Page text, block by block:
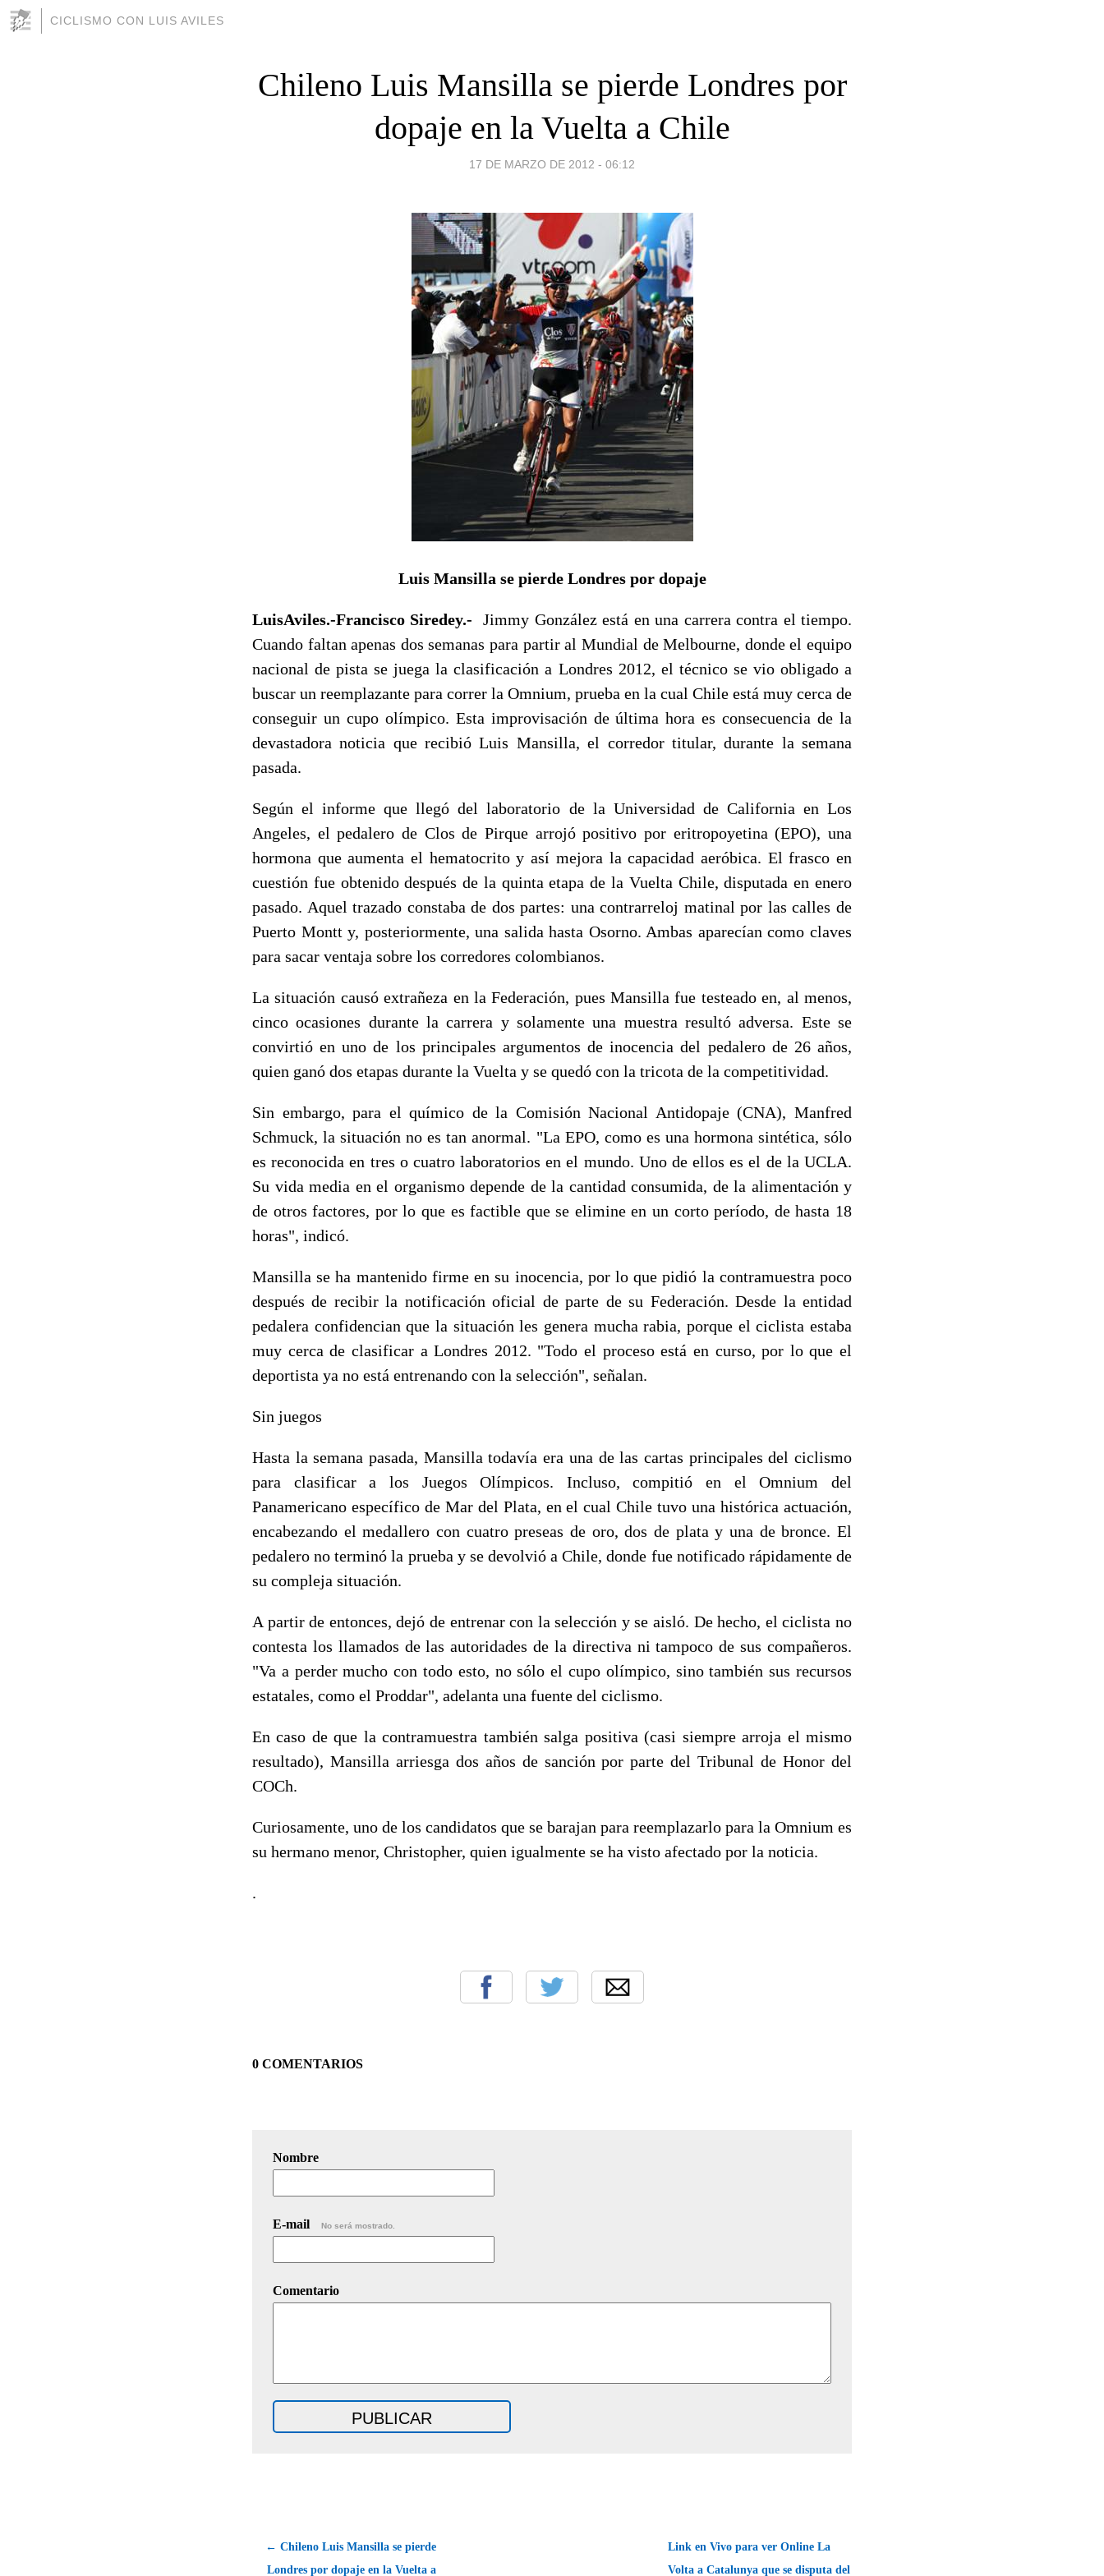
CICLISMO CON LUIS AVILES
Chileno Luis Mansilla se pierde Londres por
dopaje en la Vuelta a Chile
17 DE MARZO DE 2012 - 06:12
Luis Mansilla se pierde Londres por dopaje
LuisAviles.-Francisco Siredey.- Jimmy González está en una carrera contra el tiempo.
Cuando faltan apenas dos semanas para partir al Mundial de Melbourne, donde el equipo
nacional de pista se juega la clasificación a Londres 2012, el técnico se vio obligado a
buscar un reemplazante para correr la Omnium, prueba en la cual Chile está muy cerca de
conseguir un cupo olímpico. Esta improvisación de última hora es consecuencia de la
devastadora noticia que recibió Luis Mansilla, el corredor titular, durante la semana
pasada.
Según el informe que llegó del laboratorio de la Universidad de California en Los
Angeles, el pedalero de Clos de Pirque arrojó positivo por eritropoyetina (EPO), una
hormona que aumenta el hematocrito y así mejora la capacidad aeróbica. El frasco en
cuestión fue obtenido después de la quinta etapa de la Vuelta Chile, disputada en enero
pasado. Aquel trazado constaba de dos partes: una contrarreloj matinal por las calles de
Puerto Montt y, posteriormente, una salida hasta Osorno. Ambas aparecían como claves
para sacar ventaja sobre los corredores colombianos.
La situación causó extrañeza en la Federación, pues Mansilla fue testeado en, al menos,
cinco ocasiones durante la carrera y solamente una muestra resultó adversa. Este se
convirtió en uno de los principales argumentos de inocencia del pedalero de 26 años,
quien ganó dos etapas durante la Vuelta y se quedó con la tricota de la competitividad.
Sin embargo, para el químico de la Comisión Nacional Antidopaje (CNA), Manfred
Schmuck, la situación no es tan anormal. "La EPO, como es una hormona sintética, sólo
es reconocida en tres o cuatro laboratorios en el mundo. Uno de ellos es el de la UCLA.
Su vida media en el organismo depende de la cantidad consumida, de la alimentación y
de otros factores, por lo que es factible que se elimine en un corto período, de hasta 18
horas", indicó.
Mansilla se ha mantenido firme en su inocencia, por lo que pidió la contramuestra poco
después de recibir la notificación oficial de parte de su Federación. Desde la entidad
pedalera confidencian que la situación les genera mucha rabia, porque el ciclista estaba
muy cerca de clasificar a Londres 2012. "Todo el proceso está en curso, por lo que el
deportista ya no está entrenando con la selección", señalan.
Sin juegos
Hasta la semana pasada, Mansilla todavía era una de las cartas principales del ciclismo
para clasificar a los Juegos Olímpicos. Incluso, compitió en el Omnium del
Panamericano específico de Mar del Plata, en el cual Chile tuvo una histórica actuación,
encabezando el medallero con cuatro preseas de oro, dos de plata y una de bronce. El
pedalero no terminó la prueba y se devolvió a Chile, donde fue notificado rápidamente de
su compleja situación.
A partir de entonces, dejó de entrenar con la selección y se aisló. De hecho, el ciclista no
contesta los llamados de las autoridades de la directiva ni tampoco de sus compañeros.
"Va a perder mucho con todo esto, no sólo el cupo olímpico, sino también sus recursos
estatales, como el Proddar", adelanta una fuente del ciclismo.
En caso de que la contramuestra también salga positiva (casi siempre arroja el mismo
resultado), Mansilla arriesga dos años de sanción por parte del Tribunal de Honor del
COCh.
Curiosamente, uno de los candidatos que se barajan para reemplazarlo para la Omnium es
su hermano menor, Christopher, quien igualmente se ha visto afectado por la noticia.
.
0 COMENTARIOS
Nombre
E-mail No será mostrado.
Comentario
← Chileno Luis Mansilla se pierde
Londres por dopaje en la Vuelta a
Link en Vivo para ver Online La
Volta a Catalunya que se disputa del